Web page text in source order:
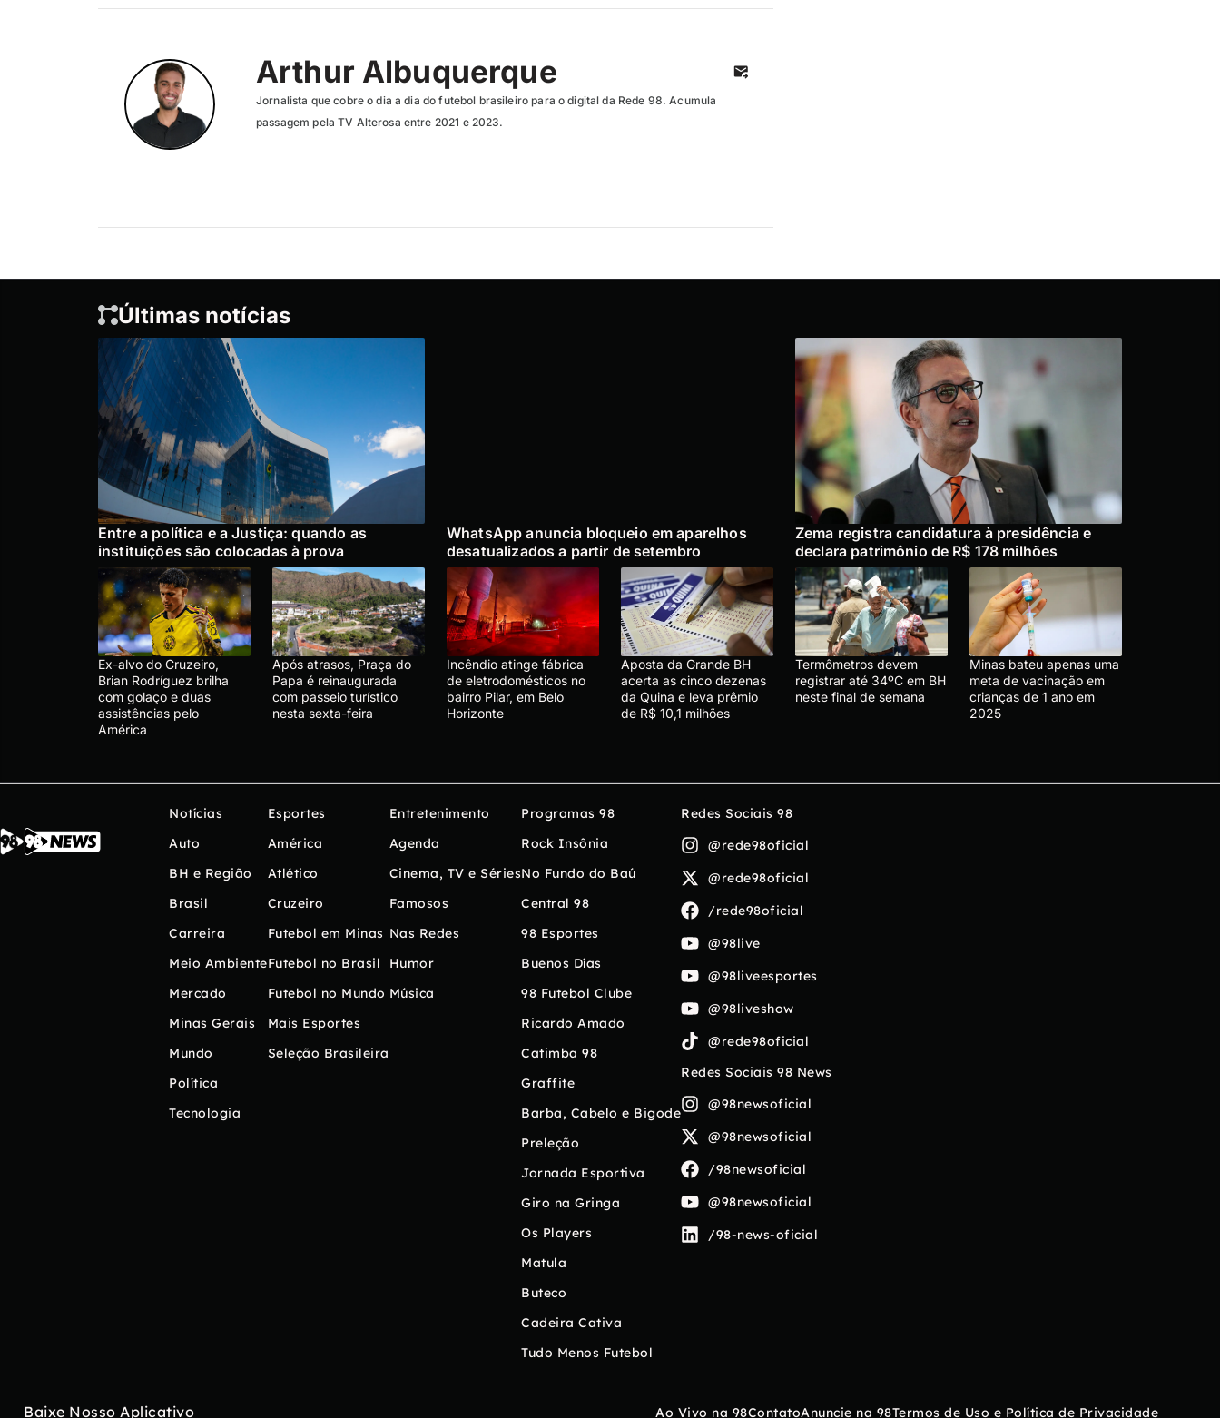
Arthur Albuquerque
Jornalista que cobre o dia a dia do futebol brasileiro para o digital da Rede 98. Acumula
passagem pela TV Alterosa entre 2021 e 2023.
Últimas notícias
Entre a política e a Justiça: quando as
instituições são colocadas à prova
WhatsApp anuncia bloqueio em aparelhos
desatualizados a partir de setembro
Zema registra candidatura à presidência e
declara patrimônio de R$ 178 milhões
Ex-alvo do Cruzeiro,
Brian Rodríguez brilha
com golaço e duas
assistências pelo
América
Após atrasos, Praça do
Papa é reinaugurada
com passeio turístico
nesta sexta-feira
Incêndio atinge fábrica
de eletrodomésticos no
bairro Pilar, em Belo
Horizonte
Aposta da Grande BH
acerta as cinco dezenas
da Quina e leva prêmio
de R$ 10,1 milhões
Termômetros devem
registrar até 34ºC em BH
neste final de semana
Minas bateu apenas uma
meta de vacinação em
crianças de 1 ano em
2025
Notícias
Auto
BH e Região
Brasil
Carreira
Meio Ambiente
Mercado
Minas Gerais
Mundo
Política
Tecnologia
Esportes
América
Atlético
Cruzeiro
Futebol em Minas
Futebol no Brasil
Futebol no Mundo
Mais Esportes
Seleção Brasileira
Entretenimento
Agenda
Cinema, TV e Séries
Famosos
Nas Redes
Humor
Música
Programas 98
Rock Insônia
No Fundo do Baú
Central 98
98 Esportes
Buenos Días
98 Futebol Clube
Ricardo Amado
Catimba 98
Graffite
Barba, Cabelo e Bigode
Preleção
Jornada Esportiva
Giro na Gringa
Os Players
Matula
Buteco
Cadeira Cativa
Tudo Menos Futebol
Redes Sociais 98
@rede98oficial
@rede98oficial
/rede98oficial
@98live
@98liveesportes
@98liveshow
@rede98oficial
Redes Sociais 98 News
@98newsoficial
@98newsoficial
/98newsoficial
@98newsoficial
/98-news-oficial
Baixe Nosso Aplicativo Ao Vivo na 98ContatoAnuncie na 98Termos de Uso e Política de Privacidade